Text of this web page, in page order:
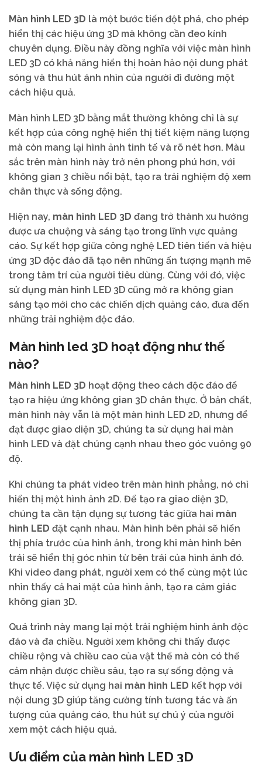
Màn hình LED 3D là một bước tiến đột phá, cho phép
hiển thị các hiệu ứng 3D mà không cần đeo kính
chuyên dụng. Điều này đồng nghĩa với việc màn hình
LED 3D có khả năng hiển thị hoàn hảo nội dung phát
sóng và thu hút ánh nhìn của người đi đường một
cách hiệu quả.
Màn hình LED 3D bằng mắt thường không chỉ là sự
kết hợp của công nghệ hiển thị tiết kiệm năng lượng
mà còn mang lại hình ảnh tinh tế và rõ nét hơn. Màu
sắc trên màn hình này trở nên phong phú hơn, với
không gian 3 chiều nổi bật, tạo ra trải nghiệm độ xem
chân thực và sống động.
Hiện nay, màn hình LED 3D đang trở thành xu hướng
được ưa chuộng và sáng tạo trong lĩnh vực quảng
cáo. Sự kết hợp giữa công nghệ LED tiên tiến và hiệu
ứng 3D độc đáo đã tạo nên những ấn tượng mạnh mẽ
trong tâm trí của người tiêu dùng. Cùng với đó, việc
sử dụng màn hình LED 3D cũng mở ra không gian
sáng tạo mới cho các chiến dịch quảng cáo, đưa đến
những trải nghiệm độc đáo.
Màn hình led 3D hoạt động như thế
nào?
Màn hình LED 3D hoạt động theo cách độc đáo để
tạo ra hiệu ứng không gian 3D chân thực. Ở bản chất,
màn hình này vẫn là một màn hình LED 2D, nhưng để
đạt được giao diện 3D, chúng ta sử dụng hai màn
hình LED và đặt chúng cạnh nhau theo góc vuông 90
độ.
Khi chúng ta phát video trên màn hình phẳng, nó chỉ
hiển thị một hình ảnh 2D. Để tạo ra giao diện 3D,
chúng ta cần tận dụng sự tương tác giữa hai màn
hình LED đặt cạnh nhau. Màn hình bên phải sẽ hiển
thị phía trước của hình ảnh, trong khi màn hình bên
trái sẽ hiển thị góc nhìn từ bên trái của hình ảnh đó.
Khi video đang phát, người xem có thể cùng một lúc
nhìn thấy cả hai mặt của hình ảnh, tạo ra cảm giác
không gian 3D.
Quá trình này mang lại một trải nghiệm hình ảnh độc
đáo và đa chiều. Người xem không chỉ thấy được
chiều rộng và chiều cao của vật thể mà còn có thể
cảm nhận được chiều sâu, tạo ra sự sống động và
thực tế. Việc sử dụng hai màn hình LED kết hợp với
nội dung 3D giúp tăng cường tính tương tác và ấn
tượng của quảng cáo, thu hút sự chú ý của người
xem một cách hiệu quả.
Ưu điểm của màn hình LED 3D